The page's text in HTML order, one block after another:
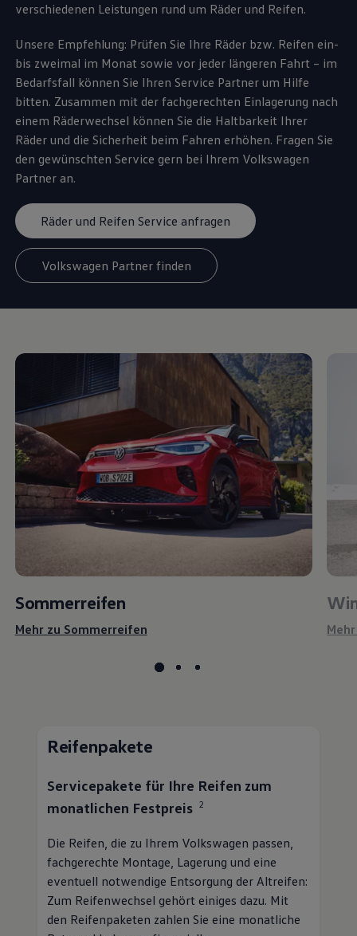
verschiedenen Leistungen rund um Räder und Reifen.
Unsere Empfehlung: Prüfen Sie Ihre Räder bzw. Reifen ein-
bis zweimal im Monat sowie vor jeder längeren Fahrt – im
Bedarfsfall können Sie Ihren Service Partner um Hilfe
bitten. Zusammen mit der fachgerechten Einlagerung nach
einem Räderwechsel können Sie die Haltbarkeit Ihrer
Räder und die Sicherheit beim Fahren erhöhen. Fragen Sie
den gewünschten Service gern bei Ihrem Volkswagen
Partner an.
Räder und Reifen Service anfragen
Volkswagen Partner finden
Sommerreifen
Mehr zu Sommerreifen
Reifenpakete
Servicepakete für Ihre Reifen zum
monatlichen Festpreis 2
Die Reifen, die zu Ihrem Volkswagen passen,
fachgerechte Montage, Lagerung und eine
eventuell notwendige Entsorgung der Altreifen:
Zum Reifenwechsel gehört einiges dazu. Mit
den Reifenpaketen zahlen Sie eine monatliche